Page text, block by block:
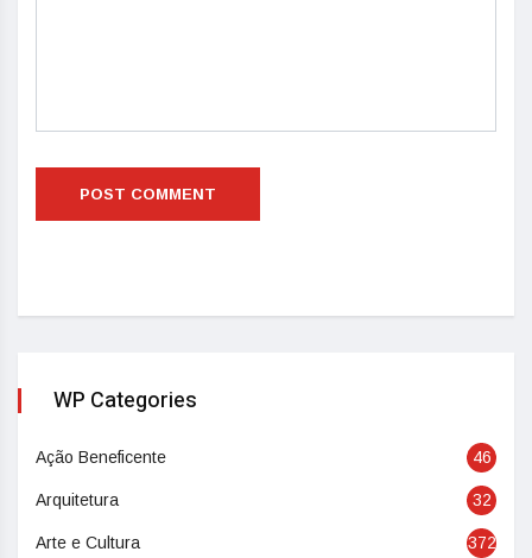
WP Categories
Ação Beneficente 46
Arquitetura 32
Arte e Cultura 372